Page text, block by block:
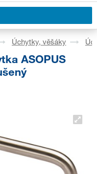
Úchytky, věšáky
ASOPUS